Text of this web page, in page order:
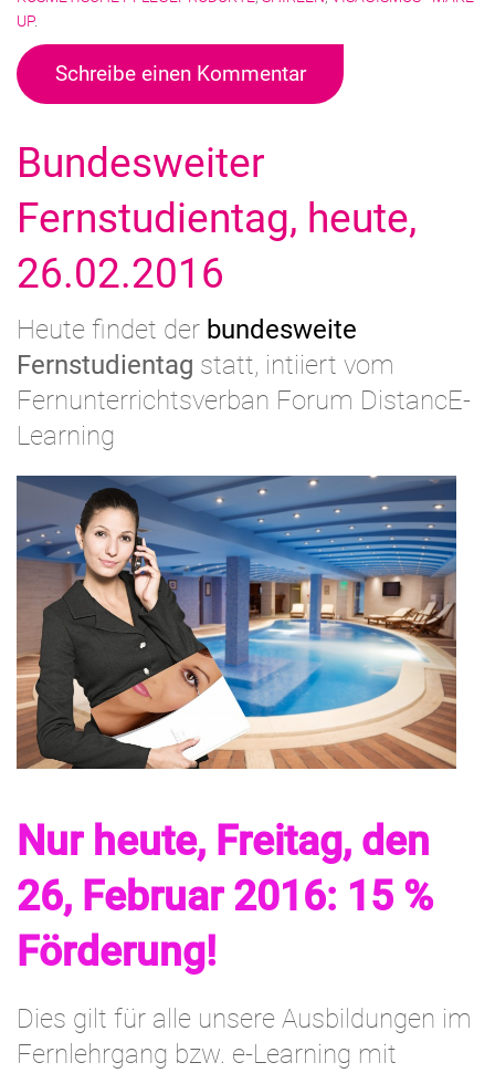
UP.
Schreibe einen Kommentar
Bundesweiter
Fernstudientag, heute,
26.02.2016
Heute findet der bundesweite
Fernstudientag statt, intiiert vom
Fernunterrichtsverban Forum DistancE-
Learning
Nur heute, Freitag, den
26, Februar 2016: 15 %
Förderung!
Dies gilt für alle unsere Ausbildungen im
Fernlehrgang bzw. e-Learning mit